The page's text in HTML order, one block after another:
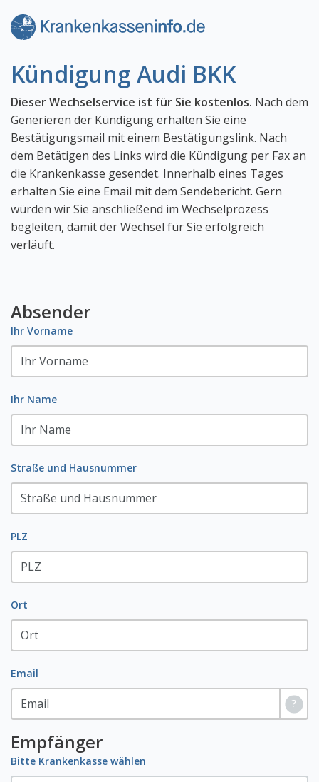
Kündigung Audi BKK
Dieser Wechselservice ist für Sie kostenlos. Nach dem
Generieren der Kündigung erhalten Sie eine
Bestätigungsmail mit einem Bestätigungslink. Nach
dem Betätigen des Links wird die Kündigung per Fax an
die Krankenkasse gesendet. Innerhalb eines Tages
erhalten Sie eine Email mit dem Sendebericht. Gern
würden wir Sie anschließend im Wechselprozess
begleiten, damit der Wechsel für Sie erfolgreich
verläuft.
Absender
Ihr Vorname
Ihr Name
Straße und Hausnummer
PLZ
Ort
Email
?
Empfänger
Bitte Krankenkasse wählen